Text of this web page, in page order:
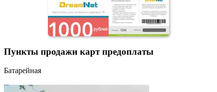
Пункты продажи карт предоплаты
Батарейная